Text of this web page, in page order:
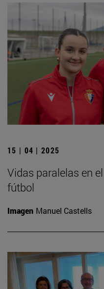
15 | 04 | 2025
Vidas paralelas en
fútbol
Imagen Manuel Castells